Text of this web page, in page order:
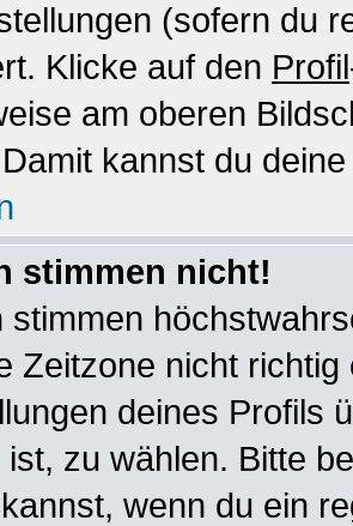
(sofern du
Klicke auf den Profil
am oberen
kannst du
stimmen nicht!
stimmen
Zeitzone nicht
deines Profils
ist, zu wählen. Bitte
wenn du ein